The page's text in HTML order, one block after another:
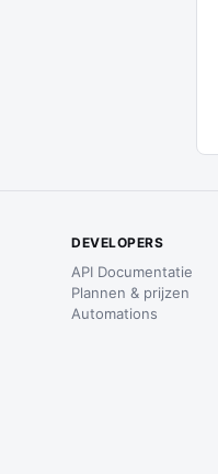
DEVELOPERS
API Documentatie
Plannen & prijzen
Automations